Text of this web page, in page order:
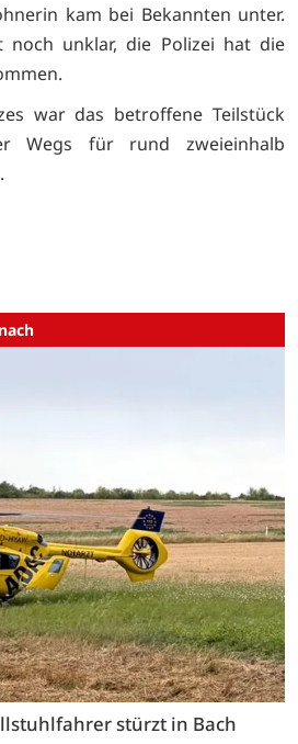
kam bei Bekannten unter.
noch unklar, die Polizei hat die
war das betroffene Teilstück
Wegs für rund zweieinhalb
stürzt in Bach